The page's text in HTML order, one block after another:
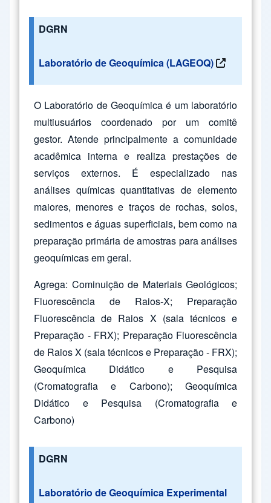
DGRN
Laboratório de Geoquímica (LAGEOQ)
O Laboratório de Geoquímica é um laboratório
multiusuários coordenado por um comitê
gestor. Atende principalmente a comunidade
acadêmica interna e realiza prestações de
serviços externos. É especializado nas
análises químicas quantitativas de elemento
maiores, menores e traços de rochas, solos,
sedimentos e águas superficiais, bem como na
preparação primária de amostras para análises
geoquímicas em geral.
Agrega: Cominuição de Materiais Geológicos;
Fluorescência de Raios-X; Preparação
Fluorescência de Raios X (sala técnicos e
Preparação - FRX); Preparação Fluorescência
de Raios X (sala técnicos e Preparação - FRX);
Geoquímica Didático e Pesquisa
(Cromatografia e Carbono); Geoquímica
Didático e Pesquisa (Cromatografia e
Carbono)
DGRN
Laboratório de Geoquímica Experimental